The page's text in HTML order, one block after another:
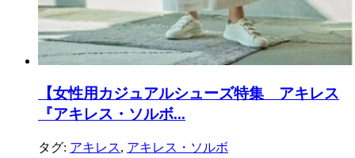
【女性用カジュアルシューズ特集 アキレス
『アキレス・ソルボ...
タグ: アキレス, アキレス・ソルボ